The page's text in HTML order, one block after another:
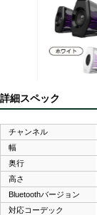
詳細スペック
チャンネル
幅
奥行
高さ
Bluetoothバージョン
対応コーデック